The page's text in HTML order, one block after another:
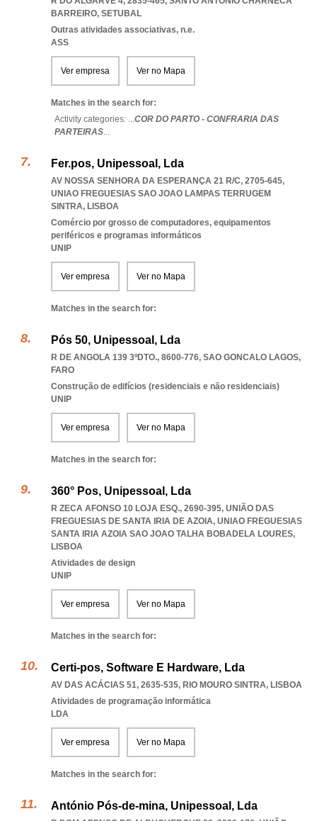
BARREIRO, SETUBAL
Outras atividades associativas, n.e.
ASS
Ver empresa Ver no Mapa
Matches in the search for:
Activity categories: ...COR DO PARTO - CONFRARIA DAS
PARTEIRAS...
Fer.pos, Unipessoal, Lda
AV NOSSA SENHORA DA ESPERANÇA 21 R/C, 2705-645,
UNIAO FREGUESIAS SAO JOAO LAMPAS TERRUGEM
SINTRA, LISBOA
Comércio por grosso de computadores, equipamentos
periféricos e programas informáticos
UNIP
Ver empresa Ver no Mapa
Matches in the search for:
Pós 50, Unipessoal, Lda
R DE ANGOLA 139 3ºDTO., 8600-776, SAO GONCALO LAGOS,
FARO
Construção de edifícios (residenciais e não residenciais)
UNIP
Ver empresa Ver no Mapa
Matches in the search for:
360° Pos, Unipessoal, Lda
R ZECA AFONSO 10 LOJA ESQ., 2690-395, UNIÃO DAS
FREGUESIAS DE SANTA IRIA DE AZOIA, UNIAO FREGUESIAS
SANTA IRIA AZOIA SAO JOAO TALHA BOBADELA LOURES,
LISBOA
Atividades de design
UNIP
Ver empresa Ver no Mapa
Matches in the search for:
Certi-pos, Software E Hardware, Lda
AV DAS ACÁCIAS 51, 2635-535, RIO MOURO SINTRA, LISBOA
Atividades de programação informática
LDA
Ver empresa Ver no Mapa
Matches in the search for:
António Pós-de-mina, Unipessoal, Lda